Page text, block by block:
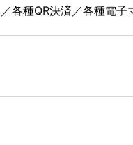
各種QR決済／各種電子